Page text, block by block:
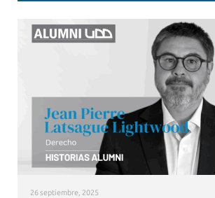
26 septiembre, 2025